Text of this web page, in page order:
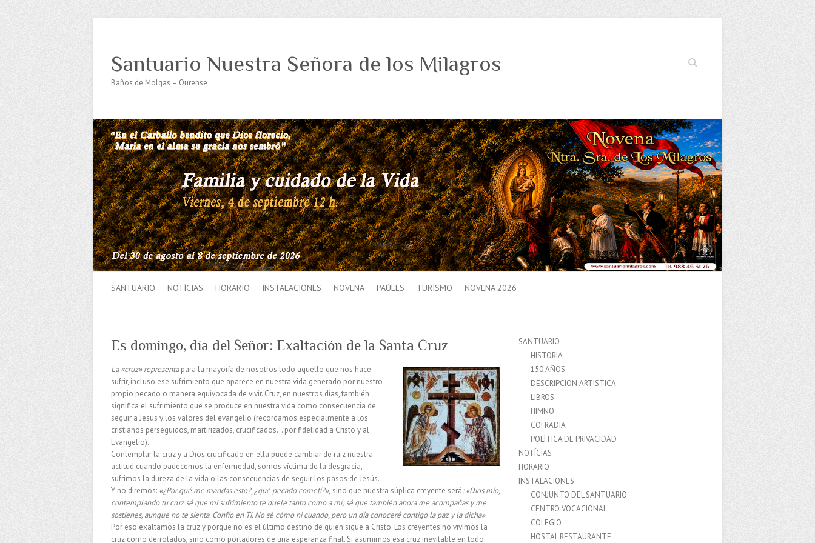
Buscar
Santuario Nuestra Señora de los Milagros
Baños de Molgas – Ourense
SANTUARIO NOTÍCIAS HORARIO INSTALACIONES NOVENA PAÚLES TURÍSMO NOVENA 2026
Es domingo, día del Señor: Exaltación de la Santa Cruz
La «cruz» representapara la mayoría de nosotros todo aquello que nos hace
sufrir, incluso ese sufrimiento que aparece en nuestra vida generado por nuestro
propio pecado o manera equivocada de vivir. Cruz, en nuestros días, también
significa el sufrimiento que se produce en nuestra vida como consecuencia de
seguir a Jesús y los valores del evangelio (recordamos especialmente a los
cristianos perseguidos, martirizados, crucificados… por fidelidad a Cristo y al
Evangelio).
Contemplar la cruz y a Dios crucificado en ella puede cambiar de raíz nuestra
actitud cuando padecemos la enfermedad, somos víctima de la desgracia,
sufrimos la dureza de la vida o las consecuencias de seguir los pasos de Jesús.
Y no diremos: «¿Por qué me mandas esto?, ¿qué pecado cometí?», sino que nuestra súplica creyente será: «Dios mío,
contemplando tu cruz sé que mi sufrimiento te duele tanto como a mí; sé que también ahora me acompañas y me
sostienes, aunque no te sienta. Confío en Ti. No sé cómo ni cuando, pero un día conoceré contigo la paz y la dicha».
Por eso exaltamos la cruz y porque no es el último destino de quien sigue a Cristo. Los creyentes no vivimos la
cruz como derrotados, sino como portadores de una esperanza final. Si asumimos esa cruz inevitable en todo
SANTUARIO
HISTORIA
150 AÑOS
DESCRIPCIÓN ARTISTICA
LIBROS
HIMNO
COFRADIA
POLÍTICA DE PRIVACIDAD
NOTÍCIAS
HORARIO
INSTALACIONES
CONJUNTO DEL SANTUARIO
CENTRO VOCACIONAL
COLEGIO
HOSTAL RESTAURANTE